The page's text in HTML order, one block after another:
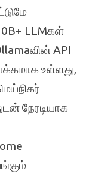
LLMகள்
API
உள்ளது,
நேரடியாக